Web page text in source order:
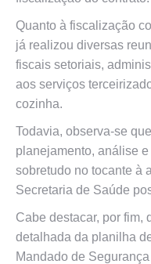
Quanto à fiscalização
já realizou diversas
fiscais setoriais,
aos serviços
cozinha.
Todavia, observa-se
planejamento, análise
sobretudo no tocante à
Secretaria de Saúde
Cabe destacar, por fim,
detalhada da planilha
Mandado de